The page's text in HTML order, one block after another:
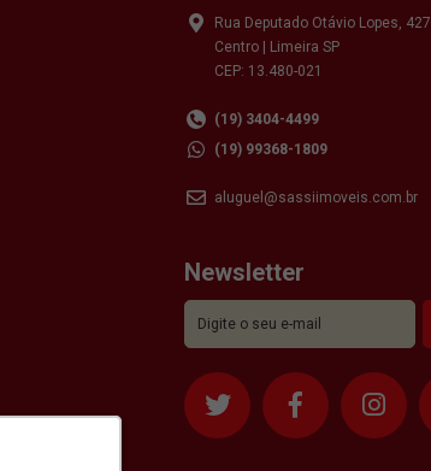
Rua Deputado Otávio Lopes, 427
Centro | Limeira SP
CEP: 13.480-021
(19) 3404-4499
(19) 99368-1809
aluguel@sassiimoveis.com.br
Newsletter